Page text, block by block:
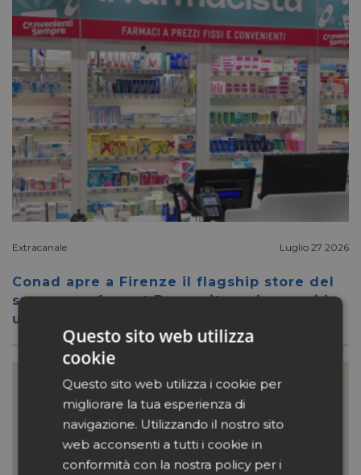
Extracanale Luglio 27 2026
Conad apre a Firenze il flagship store del
suo nuovo format Benessity: sei negozi in
uno, parafarmacia compresa
Questo sito web utilizza
cookie
Questo sito web utilizza i cookie per
migliorare la tua esperienza di
navigazione. Utilizzando il nostro sito
web acconsenti a tutti i cookie in
conformità con la nostra policy per i